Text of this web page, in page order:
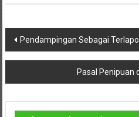
Medan,
Padang,
Pusat,
Navigasi
pos
Pendampingan Sebagai
Pasal Penipuan